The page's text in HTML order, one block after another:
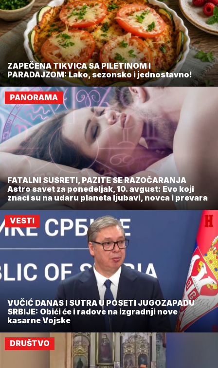
ZAPEČENA TIKVICA SA PILETINOM I
PARADAJZOM: Lako, sezonsko i jednostavno!
PANORAMA
FATALNI SUSRETI, PAZITE SE RAZOČARANJA
Astro savet za ponedeljak, 10. avgust: Evo koji
znaci su na udaru planeta ljubavi, novca i prevara
VESTI
VUČIĆ DANAS I SUTRA U POSETI JUGOZAPADU
SRBIJE: Obići će i radove na izgradnji nove
kasarne Vojske
DRUŠTVO